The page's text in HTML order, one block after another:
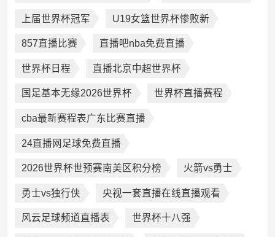
上届世界杯冠军 U19女篮世界杯惨败新
857直播比赛 直播吧nba免费直播
世界杯日程 直播北京中超世界杯
国足基本无缘2026世界杯 世界杯直播赛程
cba最新赛程表广东比赛直播
24直播网足球免费直播
2026世界杯世预赛南美区积分榜 火箭vs勇士
勇士vs独行侠 央视一套直播在线直播观看
风云足球频道直播表 世界杯十八强